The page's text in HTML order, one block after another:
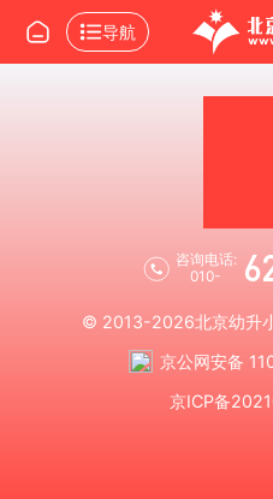
导航
咨询电话:
010-
© 2013-2026北京幼升
京公网安备
京ICP备